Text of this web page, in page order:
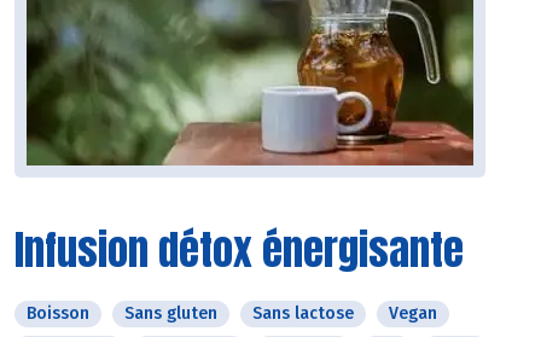
Infusion détox énergisante
Boisson Sans gluten Sans lactose
Vegan